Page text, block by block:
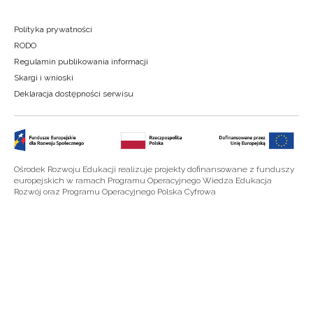
Polityka prywatności
RODO
Regulamin publikowania informacji
Skargi i wnioski
Deklaracja dostępności serwisu
Ośrodek Rozwoju Edukacji realizuje projekty dofinansowane z funduszy
europejskich w ramach Programu Operacyjnego Wiedza Edukacja
Rozwój oraz Programu Operacyjnego Polska Cyfrowa